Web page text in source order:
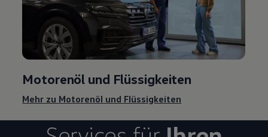
Motorenöl und Flüssigkeiten
Mehr zu Motorenöl und Flüssigkeiten